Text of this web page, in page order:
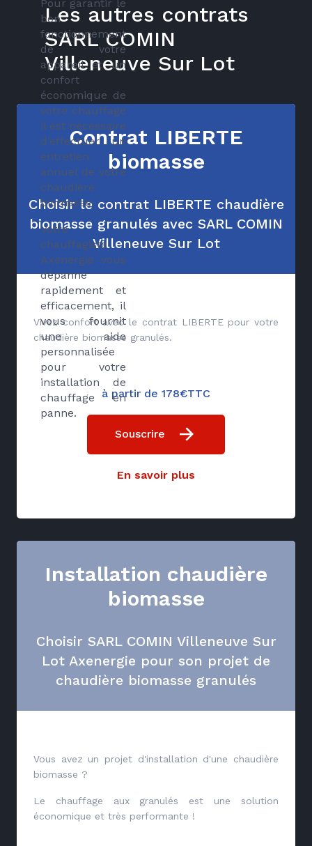
Pour garantir le
bon
fonctionnement
de votre
appareil et un
confort
économique de
votre chauffage
il est nécessaire
d’effectuer un
entretien
annuel de votre
chaudière
biomasse.
Votre
chauffagiste
Axenergie vous
dépanne
rapidement et
efficacement, il
vous fournit
une aide
personnalisée
pour votre
installation de
chauffage en
panne.
Les autres contrats
SARL COMIN
Villeneuve Sur Lot
Contrat LIBERTE
biomasse
Choisir le contrat LIBERTE chaudière
biomasse granulés avec SARL COMIN
Villeneuve Sur Lot
Vivez confort avec le contrat LIBERTE pour votre
chaudière biomasse granulés.
à partir de 178€TTC
Souscrire
En savoir plus
Installation chaudière
biomasse
Choisir SARL COMIN Villeneuve Sur
Lot Axenergie pour son projet de
chaudière biomasse granulés
Vous avez un projet d'installation d'une chaudière
biomasse ?
Le chauffage aux granulés est une solution
économique et très performante !